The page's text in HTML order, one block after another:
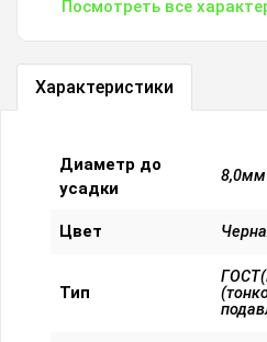
Посмотреть все
Характеристики
Диаметр до
усадки
8,0мм
Цвет
Тип